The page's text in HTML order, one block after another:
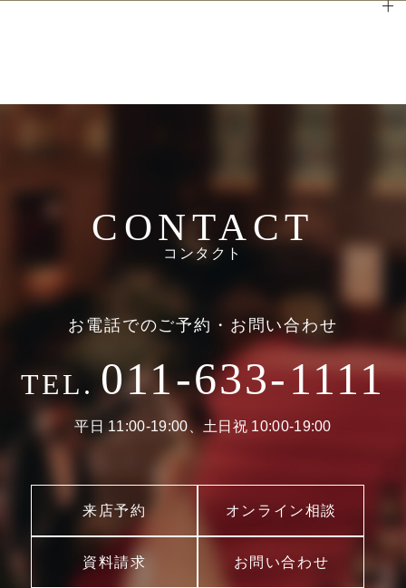
ご試食やお見積もり・日程のご提示を含めて３時間程お時間を
CONTACT
コンタクト
お電話でのご予約・お問い合わせ
TEL. 011-633-1111
平日 11:00-19:00、土日祝 10:00-19:00
来店予約 オンライン相談
資料請求 お問い合わせ